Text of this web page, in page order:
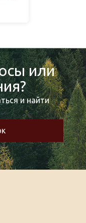
или
и найти